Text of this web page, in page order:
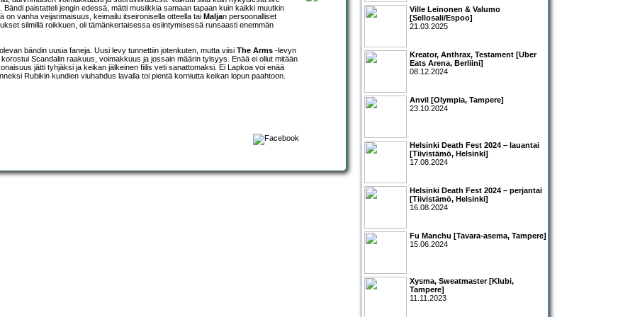
paistatteli jengin edessä, mätti musiikkia samaan tapaan kuin kaikki muutkin
vanha veijarimaisuus, keimailu itseironisella otteella tai Maljan persoonalliset
silmillä roikkuen, oli tämänkertaisessa esiintymisessä runsaasti enemmän
bändin uusia faneja. Uusi levy tunnettiin jotenkuten, mutta viisi The Arms -levyn
Scandalin raakuus, voimakkuus ja jossain määrin tylsyys. Enää ei ollut mitään
jätti tyhjäksi ja keikan jälkeinen fiilis veti sanattomaksi. Ei Lapkoa voi enää
Rubikin kundien viuhahdus lavalla toi pientä korniutta keikan lopun paahtoon.
Ville Leinonen & Valumo
[Sellosali/Espoo]
21.03.2025
Kreator, Anthrax, Testament [Uber
Eats Arena, Berliini]
08.12.2024
Anvil [Olympia, Tampere]
23.10.2024
Helsinki Death Fest 2024 – lauantai
[Tiivistämö, Helsinki]
17.08.2024
Helsinki Death Fest 2024 – perjantai
[Tiivistämö, Helsinki]
16.08.2024
Fu Manchu [Tavara-asema, Tampere]
15.06.2024
Xysma, Sweatmaster [Klubi,
Tampere]
11.11.2023